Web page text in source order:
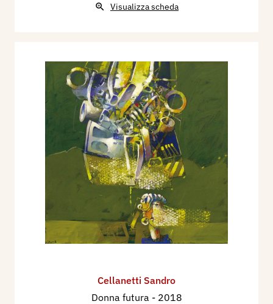
Visualizza scheda
Cellanetti Sandro
Donna futura - 2018